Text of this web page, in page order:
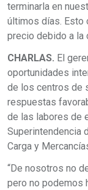
terminarla en
últimos días. Esto
precio debido a la
CHARLAS. El
oportunidades
de los centros de
respuestas
de las labores de
Superintendencia
Carga y
“De nosotros no
pero no podemos